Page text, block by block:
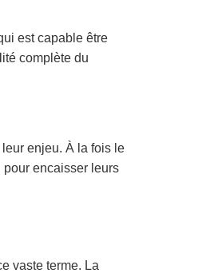
est capable être
complète du
enjeu. À la fois le
encaisser leurs
vaste terme. La